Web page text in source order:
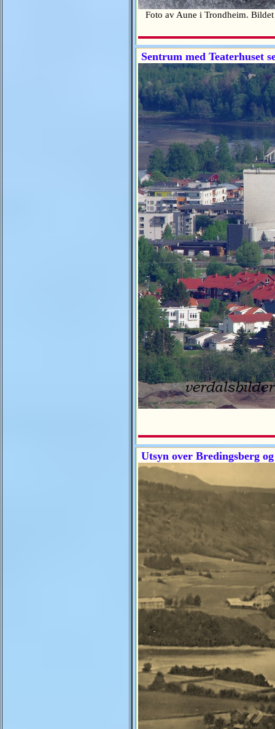
Foto av Aune i Trondheim.
Sentrum med Teaterhuset
Utsyn over Bredingsberg